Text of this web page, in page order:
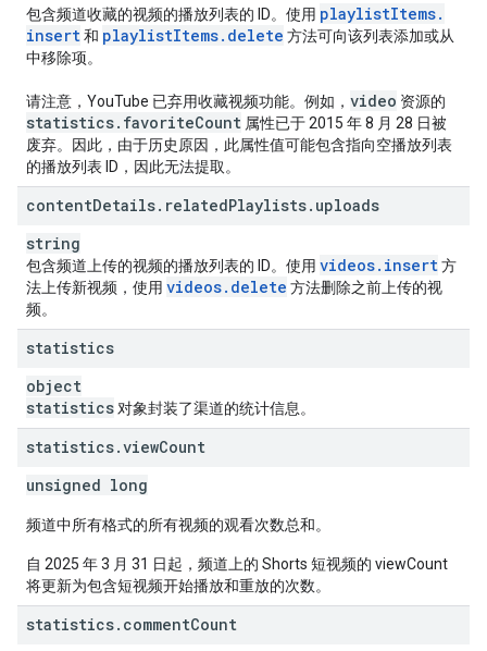
包含频道收藏的视频的播放列表的 ID。使用 playlistItems.
insert和 playlistItems. delete 方法可向该列表添加或从
中移除项。
请注意，YouTube 已弃用收藏视频功能。例如， video 资源的
statistics. favoriteCount 属性已于 2015 年 8 月 28 日被
废弃。因此，由于历史原因，此属性值可能包含指向空播放列表
的播放列表 ID，因此无法提取。
contentDetails. relatedPlaylists. uploads
string
包含频道上传的视频的播放列表的 ID。使用 videos. insert方
法上传新视频，使用 videos. delete 方法删除之前上传的视
频。
statistics
object
statistics 对象封装了渠道的统计信息。
statistics.viewCount
unsigned long
频道中所有格式的所有视频的观看次数总和。
自 2025 年 3 月 31 日起，频道上的 Shorts 短视频的 viewCount
将更新为包含短视频开始播放和重放的次数。
statistics. commentCount